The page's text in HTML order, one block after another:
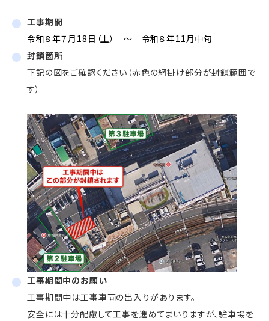
工事期間
令和８年７月18日（土） ～ 令和８年11月中旬
封鎖箇所
下記の図をご確認ください（赤色の網掛け部分が封鎖範囲で
す）
工事期間中のお願い
工事期間中は工事車両の出入りがあります。
安全には十分配慮して工事を進めてまいりますが、駐車場を